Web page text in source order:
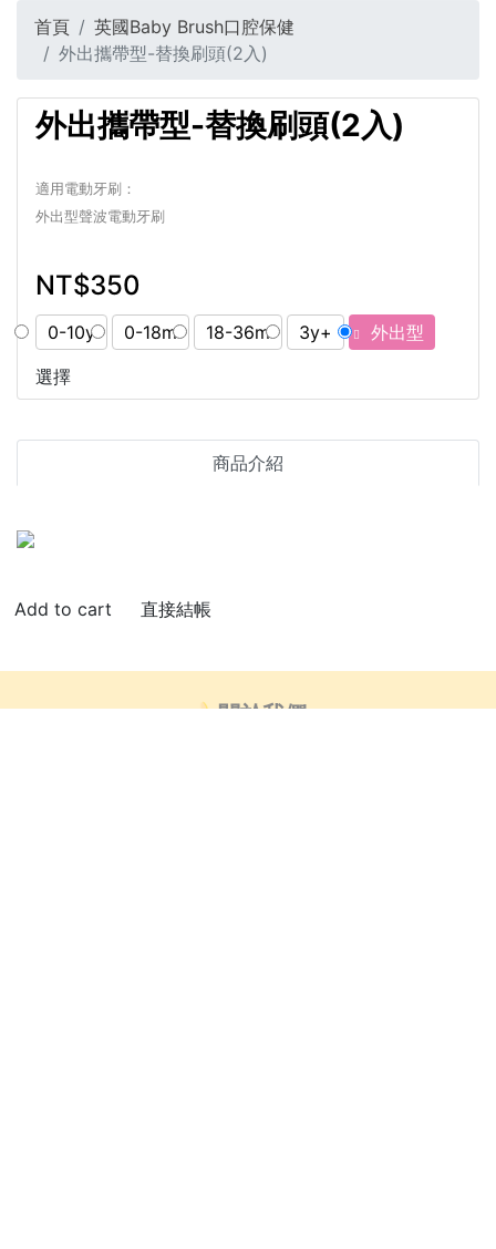
首頁
英國Baby Brush口腔保健
外出攜帶型-替換刷頭(2入)
外出攜帶型-替換刷頭(2入)
適用電動牙刷：
外出型聲波電動牙刷
NT$350
0-10y 0-18m 18-36m 3y+
外出型
選擇
商品介紹
直接結帳
🍌關於我們